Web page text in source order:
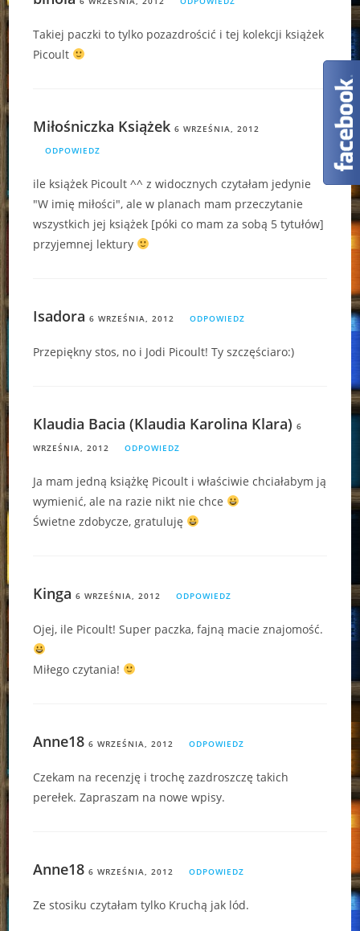
Takiej paczki to tylko pozazdrościć i tej kolekcji książek
Picoult
Miłośniczka Książek 6 WRZEŚNIA, 2012
ODPOWIEDZ
ile książek Picoult ^^ z widocznych czytałam jedynie
"W imię miłości", ale w planach mam przeczytanie
wszystkich jej książek [póki co mam za sobą 5 tytułów]
przyjemnej lektury
Isadora 6 WRZEŚNIA, 2012 ODPOWIEDZ
Przepiękny stos, no i Jodi Picoult! Ty szczęściaro:)
Klaudia Bacia (Klaudia Karolina Klara) 6
WRZEŚNIA, 2012
ODPOWIEDZ
Ja mam jedną książkę Picoult i właściwie chciałabym ją
wymienić, ale na razie nikt nie chce
Świetne zdobycze, gratuluję
Kinga 6 WRZEŚNIA, 2012 ODPOWIEDZ
Ojej, ile Picoult! Super paczka, fajną macie znajomość.
Miłego czytania!
Anne18 6 WRZEŚNIA, 2012 ODPOWIEDZ
Czekam na recenzję i trochę zazdroszczę takich
perełek. Zapraszam na nowe wpisy.
Anne18 6 WRZEŚNIA, 2012 ODPOWIEDZ
Ze stosiku czytałam tylko Kruchą jak lód.